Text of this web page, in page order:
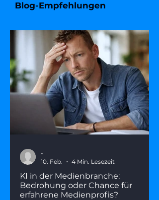
Blog-Empfehlungen
KI in der Medienbranche:
Bedrohung oder Chance für
erfahrene Medienprofis?
-
10. Feb.
4 Min. Lesezeit